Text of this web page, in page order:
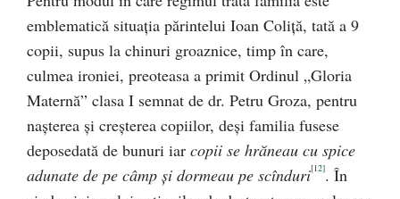
emblematică situaţia părintelui Ioan Coliţă, tată a 9
copii, supus la chinuri groaznice, timp în care,
culmea ironiei, preoteasa a primit Ordinul „Gloria
Maternă” clasa I semnat de dr. Petru Groza, pentru
naşterea şi creşterea copiilor, deşi familia fusese
deposedată de bunuri iar copii se hrăneau cu spice
adunate de pe câmp şi dormeau pe scînduri[12]. În